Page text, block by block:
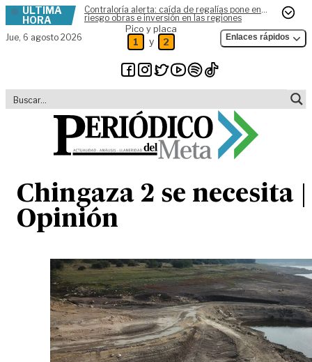
Skip to content
ÚLTIMA
HORA
Contraloría alerta: caída de regalías pone en
riesgo obras e inversión en las regiones
Jue, 6 agosto 2026
Pico y placa
1 y 2 Enlaces rápidos
Chingaza 2 se necesita |
Opinión